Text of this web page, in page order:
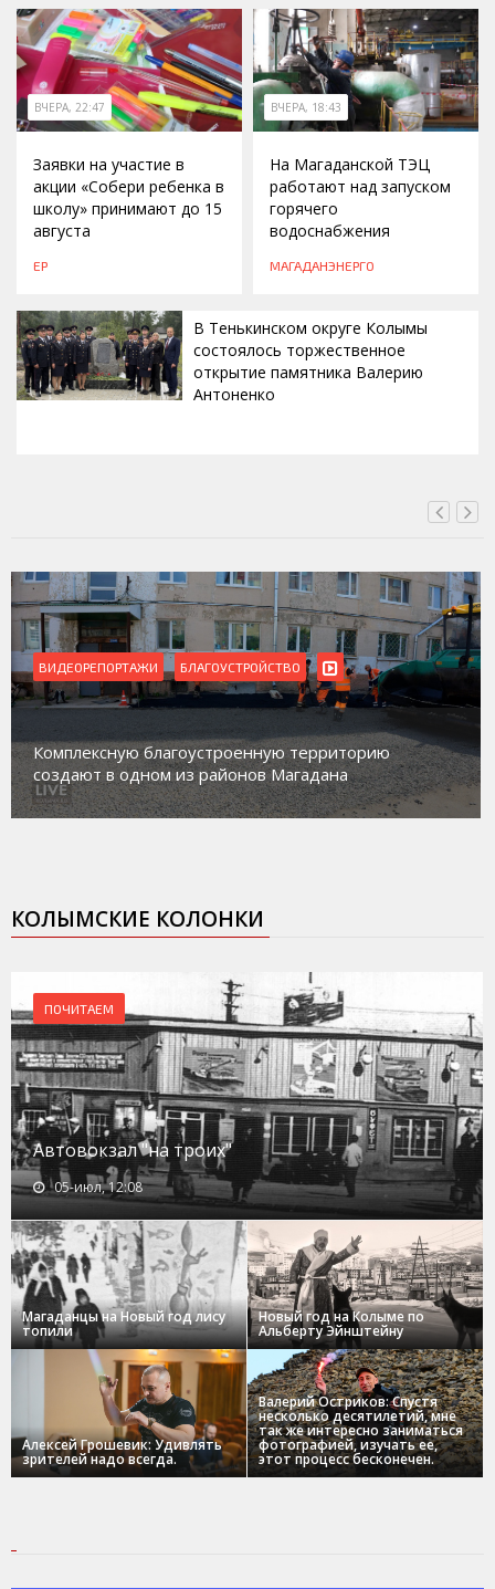
ВЧЕРА, 22:47
Заявки на участие в
акции «Собери ребенка в
школу» принимают до 15
августа
ЕР
ВЧЕРА, 18:43
На Магаданской ТЭЦ
работают над запуском
горячего
водоснабжения
МАГАДАНЭНЕРГО
В Тенькинском округе Колымы
состоялось торжественное
открытие памятника Валерию
Антоненко
ВИДЕОРЕПОРТАЖИ
Магадан присоединился к пилотному проекту по
работе с несовершеннолетними из групп
социального риска «Переправа»
КОЛЫМСКИЕ КОЛОНКИ
ПОЧИТАЕМ
Автовокзал "на троих"
05-июл, 12:08
Магаданцы на Новый год лису
топили
Новый год на Колыме по
Альберту Эйнштейну
Алексей Грошевик: Удивлять
зрителей надо всегда.
Валерий Остриков: Спустя
несколько десятилетий, мне
так же интересно заниматься
фотографией, изучать ее,
этот процесс бесконечен.